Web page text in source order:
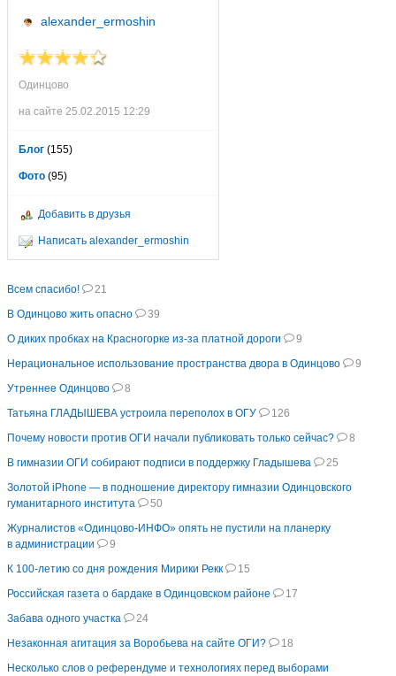
alexander_ermoshin
Одинцово
на сайте 25.02.2015 12:29
Блог (155)
Фото (95)
Добавить в друзья
Написать alexander_ermoshin
Всем спасибо!
21
В Одинцово жить опасно
39
О диких пробках на Красногорке из-за платной дороги
9
Нерациональное использование пространства двора в Одинцово
9
Утреннее Одинцово
8
Татьяна ГЛАДЫШЕВА устроила переполох в ОГУ
126
Почему новости против ОГИ начали публиковать только сейчас?
8
В гимназии ОГИ собирают подписи в поддержку Гладышева
25
Золотой iPhone — в подношение директору гимназии Одинцовского
гуманитарного института
50
Журналистов «Одинцово-ИНФО» опять не пустили на планерку
в администрации
9
К 100-летию со дня рождения Мирики Рекк
15
Российская газета о бардаке в Одинцовском районе
17
Забава одного участка
24
Незаконная агитация за Воробьева на сайте ОГИ?
18
Несколько слов о референдуме и технологиях перед выборами